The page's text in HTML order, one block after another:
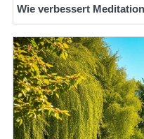
Wie verbessert